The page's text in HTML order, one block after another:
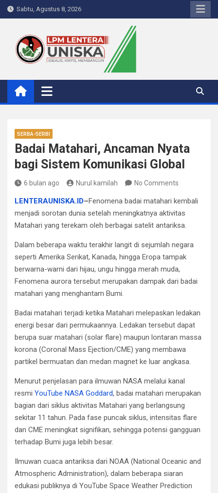
Skip
to
Sabtu, Agustus 8, 2026
LPM Lentera Uniska
Portal Berita Kampus
SERBA-SERBI
Badai Matahari, Ancaman Nyata
bagi Sistem Komunikasi Global
6 bulan ago Nurul kamilah No Comments
LENTERAUNISKA.ID–Fenomena badai matahari kembali
menjadi sorotan dunia setelah meningkatnya aktivitas
Matahari yang terekam oleh berbagai satelit antariksa.
Dalam beberapa waktu terakhir langit di sejumlah negara
seperti Amerika Serikat, Kanada, hingga Eropa tampak
berwarna-warni dari hijau, ungu hingga merah muda,
Fenomena aurora tersebut merupakan dampak dari badai
matahari yang menghantam Bumi.
Badai matahari terjadi ketika Matahari melepaskan ledakan
energi besar dari permukaannya. Ledakan tersebut dapat
berupa suar matahari (solar flare) maupun lontaran massa
korona (Coronal Mass Ejection/CME) yang membawa
partikel bermuatan dan medan magnet ke luar angkasa.
Menurut penjelasan para ilmuwan NASA melalui kanal
resmi YouTube NASA Goddard, badai matahari merupakan
bagian dari siklus aktivitas Matahari yang berlangsung
sekitar 11 tahun. Pada fase puncak siklus, intensitas flare
dan CME meningkat signifikan, sehingga potensi gangguan
terhadap Bumi juga lebih besar.
Ilmuwan cuaca antariksa dari NOAA (National Oceanic and
Atmospheric Administration), dalam beberapa siaran
edukasi publiknya di YouTube Space Weather Prediction